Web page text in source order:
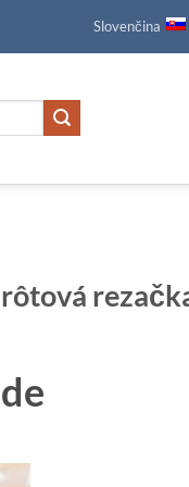
Slovenčina